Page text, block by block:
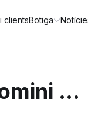
clientsBotiga
...